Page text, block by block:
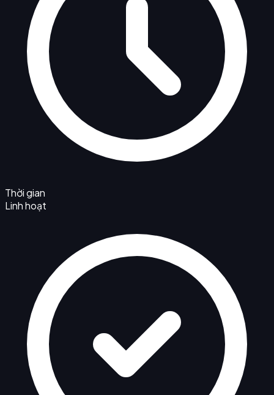
Thời gian
Linh hoạt